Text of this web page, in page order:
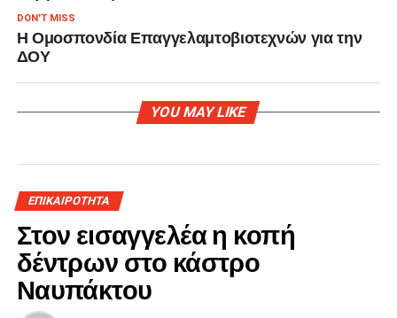
DON'T MISS
Η Ομοσπονδία Επαγγελαμτοβιοτεχνών για την
ΔΟΥ
YOU MAY LIKE
ΕΠΙΚΑΙΡΟΤΗΤΑ
Στον εισαγγελέα η κοπή
δέντρων στο κάστρο
Ναυπάκτου